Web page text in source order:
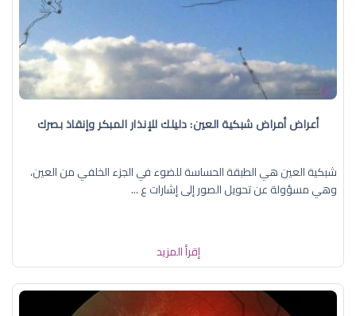
أعراض أمراض شبكية العين: دليلك للإنذار المبكر وإنقاذ بصرك
شبكية العين هي الطبقة الحساسة للضوء في الجزء الخلفي من العين،
وهي مسؤولة عن تحويل الصور إلى إشارات ع ...
إقرأ المزيد